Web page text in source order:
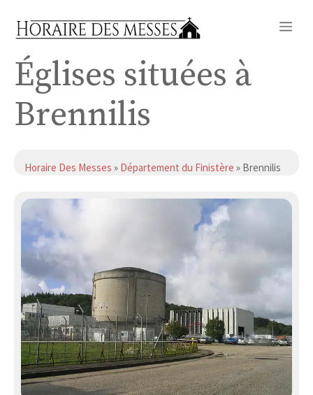
Églises situées à
Brennilis
Horaire Des Messes » Département du Finistère » Brennilis